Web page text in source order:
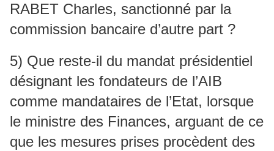
RABET Charles, sanctionné par la
commission bancaire d’autre part ?
5) Que reste-il du mandat présidentiel
désignant les fondateurs de l’AIB
comme mandataires de l’Etat, lorsque
le ministre des Finances, arguant de ce
que les mesures prises procèdent des